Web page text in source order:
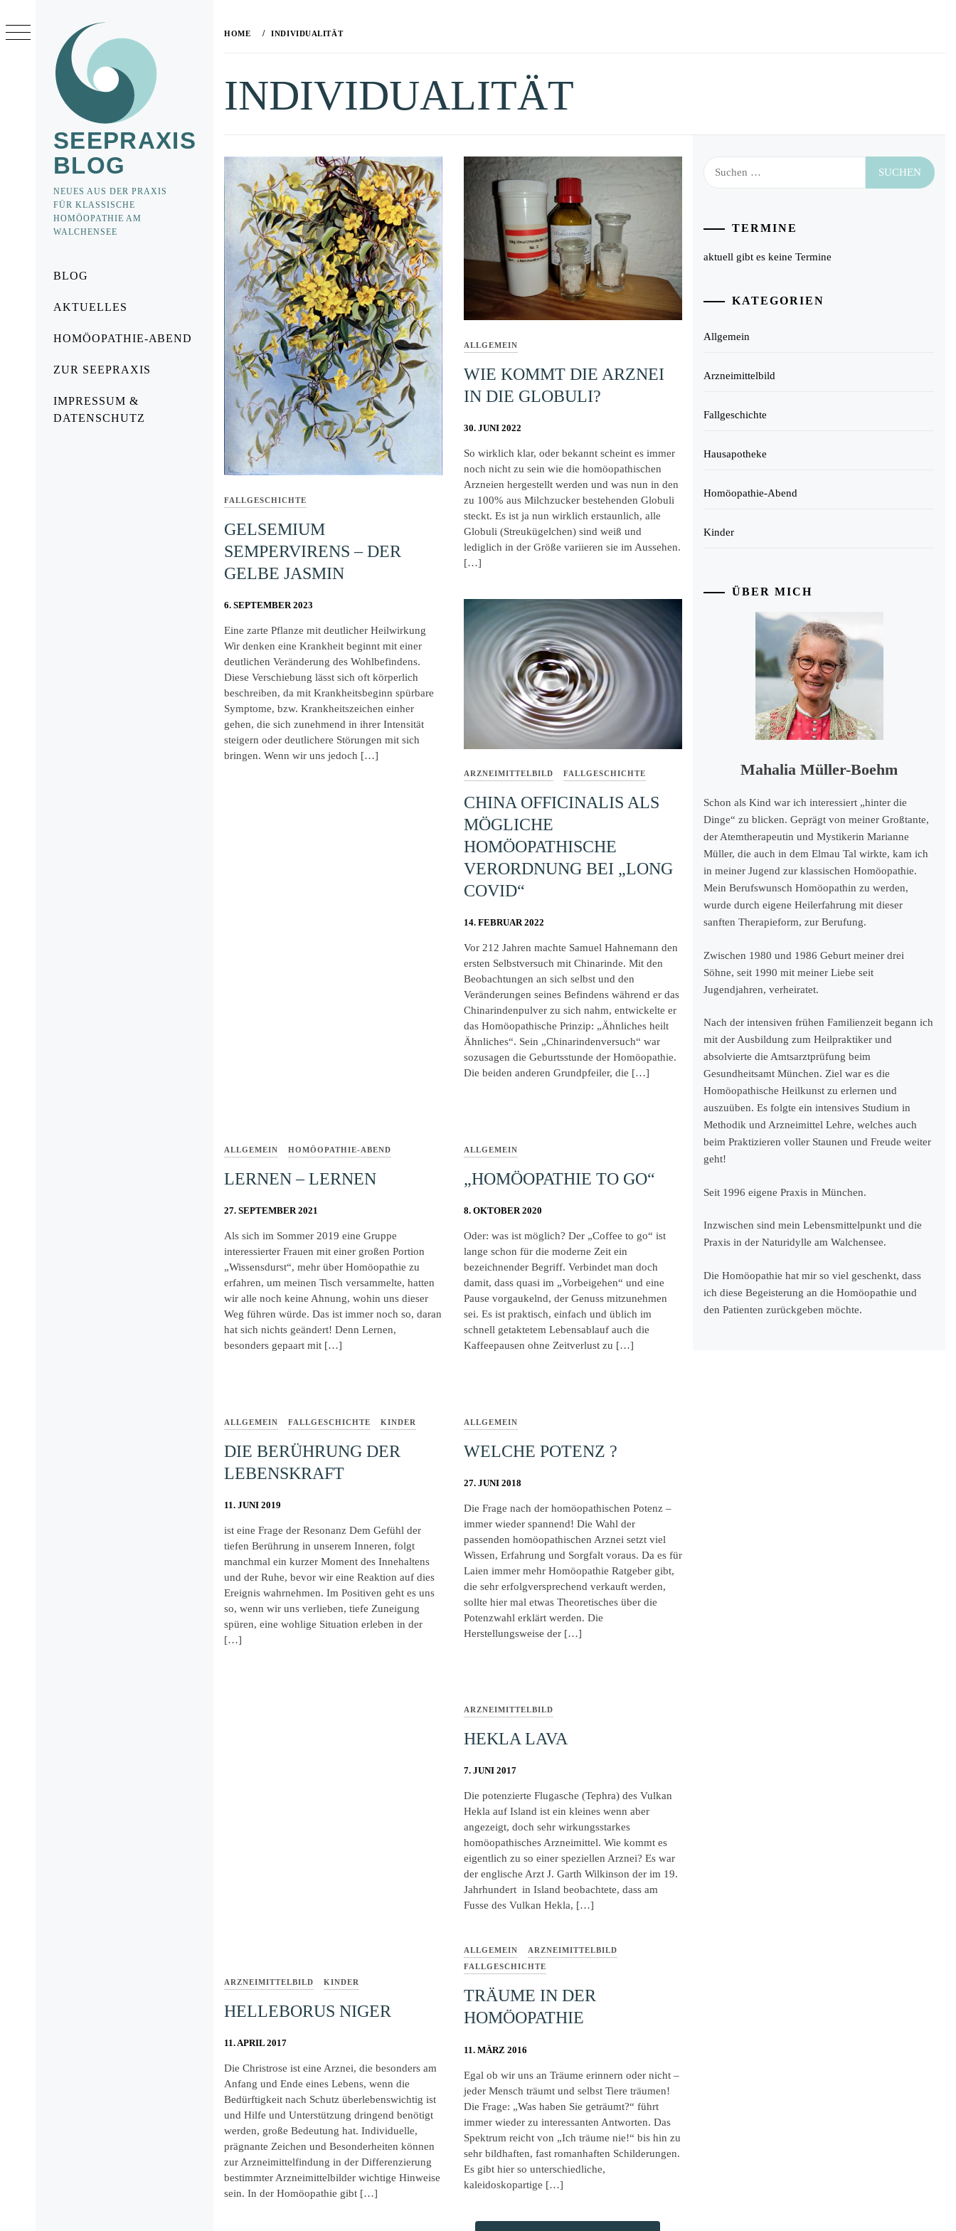
SEEPRAXIS
BLOG
NEUES AUS DER PRAXIS
FÜR KLASSISCHE
HOMÖOPATHIE AM
WALCHENSEE
BLOG
AKTUELLES
HOMÖOPATHIE-ABEND
ZUR SEEPRAXIS
IMPRESSUM &
DATENSCHUTZ
to
content
HOME INDIVIDUALITÄT
INDIVIDUALITÄT
FALLGESCHICHTE
GELSEMIUM
SEMPERVIRENS – DER
GELBE JASMIN
6. SEPTEMBER 2023
Eine zarte Pflanze mit deutlicher Heilwirkung
Wir denken eine Krankheit beginnt mit einer
deutlichen Veränderung des Wohlbefindens.
Diese Verschiebung lässt sich oft körperlich
beschreiben, da mit Krankheitsbeginn spürbare
Symptome, bzw. Krankheitszeichen einher
gehen, die sich zunehmend in ihrer Intensität
steigern oder deutlichere Störungen mit sich
bringen. Wenn wir uns jedoch […]
ALLGEMEIN
WIE KOMMT DIE ARZNEI
IN DIE GLOBULI?
30. JUNI 2022
So wirklich klar, oder bekannt scheint es immer
noch nicht zu sein wie die homöopathischen
Arzneien hergestellt werden und was nun in den
zu 100% aus Milchzucker bestehenden Globuli
steckt. Es ist ja nun wirklich erstaunlich, alle
Globuli (Streukügelchen) sind weiß und
lediglich in der Größe variieren sie im Aussehen.
[…]
ARZNEIMITTELBILD FALLGESCHICHTE
CHINA OFFICINALIS ALS
MÖGLICHE
HOMÖOPATHISCHE
VERORDNUNG BEI „LONG
COVID“
14. FEBRUAR 2022
Vor 212 Jahren machte Samuel Hahnemann den
ersten Selbstversuch mit Chinarinde. Mit den
Beobachtungen an sich selbst und den
Veränderungen seines Befindens während er das
Chinarindenpulver zu sich nahm, entwickelte er
das Homöopathische Prinzip: „Ähnliches heilt
Ähnliches“. Sein „Chinarindenversuch“ war
sozusagen die Geburtsstunde der Homöopathie.
Die beiden anderen Grundpfeiler, die […]
ALLGEMEIN HOMÖOPATHIE-ABEND
LERNEN – LERNEN
27. SEPTEMBER 2021
Als sich im Sommer 2019 eine Gruppe
interessierter Frauen mit einer großen Portion
„Wissensdurst“, mehr über Homöopathie zu
erfahren, um meinen Tisch versammelte, hatten
wir alle noch keine Ahnung, wohin uns dieser
Weg führen würde. Das ist immer noch so, daran
hat sich nichts geändert! Denn Lernen,
besonders gepaart mit […]
ALLGEMEIN
„HOMÖOPATHIE TO GO“
8. OKTOBER 2020
Oder: was ist möglich? Der „Coffee to go“ ist
lange schon für die moderne Zeit ein
bezeichnender Begriff. Verbindet man doch
damit, dass quasi im „Vorbeigehen“ und eine
Pause vorgaukelnd, der Genuss mitzunehmen
sei. Es ist praktisch, einfach und üblich im
schnell getaktetem Lebensablauf auch die
Kaffeepausen ohne Zeitverlust zu […]
ALLGEMEIN FALLGESCHICHTE KINDER
DIE BERÜHRUNG DER
LEBENSKRAFT
11. JUNI 2019
ist eine Frage der Resonanz Dem Gefühl der
tiefen Berührung in unserem Inneren, folgt
manchmal ein kurzer Moment des Innehaltens
und der Ruhe, bevor wir eine Reaktion auf dies
Ereignis wahrnehmen. Im Positiven geht es uns
so, wenn wir uns verlieben, tiefe Zuneigung
spüren, eine wohlige Situation erleben in der
[…]
ALLGEMEIN
WELCHE POTENZ ?
27. JUNI 2018
Die Frage nach der homöopathischen Potenz –
immer wieder spannend! Die Wahl der
passenden homöopathischen Arznei setzt viel
Wissen, Erfahrung und Sorgfalt voraus. Da es für
Laien immer mehr Homöopathie Ratgeber gibt,
die sehr erfolgversprechend verkauft werden,
sollte hier mal etwas Theoretisches über die
Potenzwahl erklärt werden. Die
Herstellungsweise der […]
ARZNEIMITTELBILD
HEKLA LAVA
7. JUNI 2017
Die potenzierte Flugasche (Tephra) des Vulkan
Hekla auf Island ist ein kleines wenn aber
angezeigt, doch sehr wirkungsstarkes
homöopathisches Arzneimittel. Wie kommt es
eigentlich zu so einer speziellen Arznei? Es war
der englische Arzt J. Garth Wilkinson der im 19.
Jahrhundert in Island beobachtete, dass am
Fusse des Vulkan Hekla, […]
ARZNEIMITTELBILD KINDER
HELLEBORUS NIGER
11. APRIL 2017
Die Christrose ist eine Arznei, die besonders am
Anfang und Ende eines Lebens, wenn die
Bedürftigkeit nach Schutz überlebenswichtig ist
und Hilfe und Unterstützung dringend benötigt
werden, große Bedeutung hat. Individuelle,
prägnante Zeichen und Besonderheiten können
zur Arzneimittelfindung in der Differenzierung
bestimmter Arzneimittelbilder wichtige Hinweise
sein. In der Homöopathie gibt […]
ALLGEMEIN
ARZNEIMITTELBILD
FALLGESCHICHTE
TRÄUME IN DER
HOMÖOPATHIE
11. MÄRZ 2016
Egal ob wir uns an Träume erinnern oder nicht –
jeder Mensch träumt und selbst Tiere träumen!
Die Frage: „Was haben Sie geträumt?“ führt
immer wieder zu interessanten Antworten. Das
Spektrum reicht von „Ich träume nie!“ bis hin zu
sehr bildhaften, fast romanhaften Schilderungen.
Es gibt hier so unterschiedliche,
kaleidoskopartige […]
TERMINE
aktuell gibt es keine Termine
KATEGORIEN
Allgemein
Arzneimittelbild
Fallgeschichte
Hausapotheke
Homöopathie-Abend
Kinder
ÜBER MICH
Mahalia Müller-Boehm
Schon als Kind war ich interessiert „hinter die
Dinge“ zu blicken. Geprägt von meiner Großtante,
der Atemtherapeutin und Mystikerin Marianne
Müller, die auch in dem Elmau Tal wirkte, kam ich
in meiner Jugend zur klassischen Homöopathie.
Mein Berufswunsch Homöopathin zu werden,
wurde durch eigene Heilerfahrung mit dieser
sanften Therapieform, zur Berufung.
Zwischen 1980 und 1986 Geburt meiner drei
Söhne, seit 1990 mit meiner Liebe seit
Jugendjahren, verheiratet.
Nach der intensiven frühen Familienzeit begann ich
mit der Ausbildung zum Heilpraktiker und
absolvierte die Amtsarztprüfung beim
Gesundheitsamt München. Ziel war es die
Homöopathische Heilkunst zu erlernen und
auszuüben. Es folgte ein intensives Studium in
Methodik und Arzneimittel Lehre, welches auch
beim Praktizieren voller Staunen und Freude weiter
geht!
Seit 1996 eigene Praxis in München.
Inzwischen sind mein Lebensmittelpunkt und die
Praxis in der Naturidylle am Walchensee.
Die Homöopathie hat mir so viel geschenkt, dass
ich diese Begeisterung an die Homöopathie und
den Patienten zurückgeben möchte.